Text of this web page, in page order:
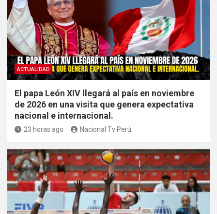
ACTUALIDAD
El papa León XIV llegará al país en noviembre
de 2026 en una visita que genera expectativa
nacional e internacional.
23 horas ago Nacional Tv Perú